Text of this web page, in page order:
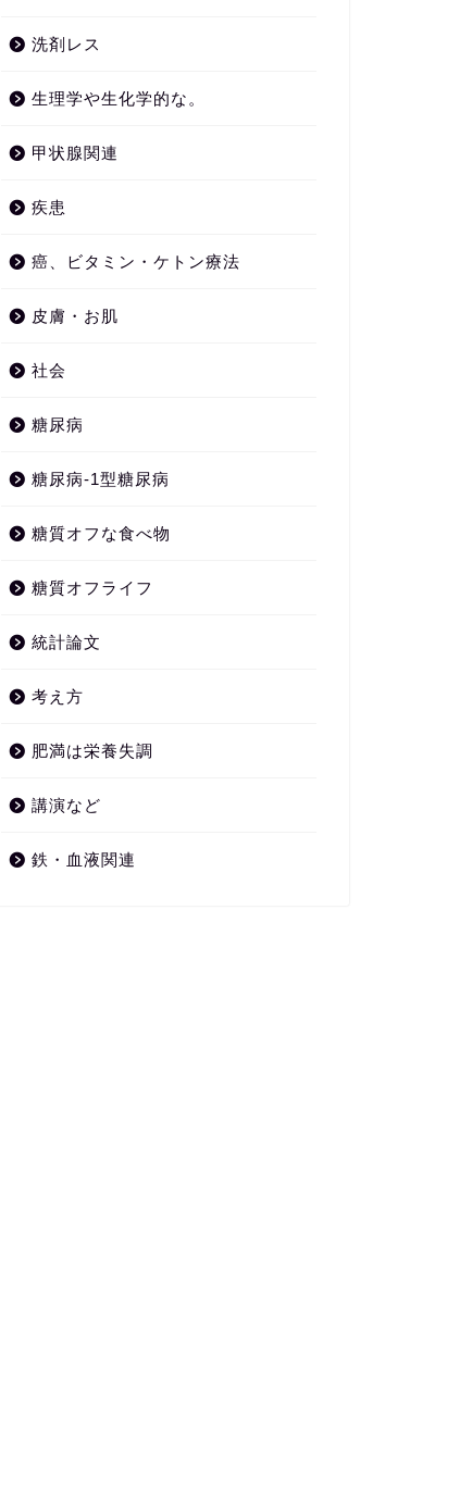
洗剤レス
生理学や生化学的な。
甲状腺関連
疾患
癌、ビタミン・ケトン療法
皮膚・お肌
社会
糖尿病
糖尿病-1型糖尿病
糖質オフな食べ物
糖質オフライフ
統計論文
考え方
肥満は栄養失調
講演など
鉄・血液関連